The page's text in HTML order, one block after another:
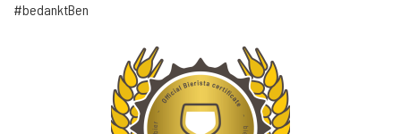
#bedanktBen